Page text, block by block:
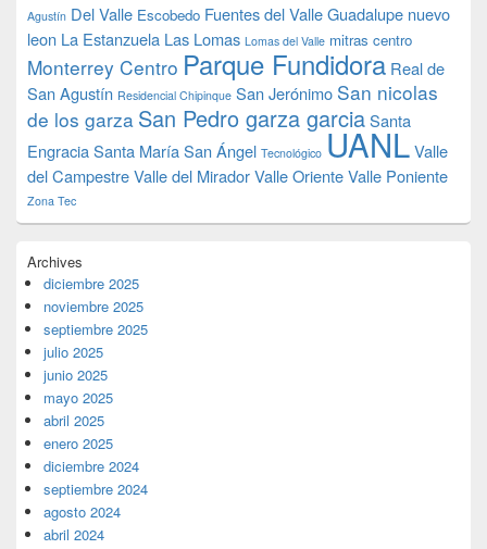
Agustín Del Valle Escobedo Fuentes del ValleGuadalupe nuevo
leon La Estanzuela Las Lomas Lomas del Valle mitras centro
Monterrey Centro Parque Fundidora Real de
San Agustín Residencial Chipinque San Jerónimo San nicolas
de los garza San Pedro garza garciaSanta
EngraciaSanta MaríaSan Ángel Tecnológico UANLValle
del CampestreValle del MiradorValle OrienteValle Poniente
Zona Tec
Archives
diciembre 2025
noviembre 2025
septiembre 2025
julio 2025
junio 2025
mayo 2025
abril 2025
enero 2025
diciembre 2024
septiembre 2024
agosto 2024
abril 2024